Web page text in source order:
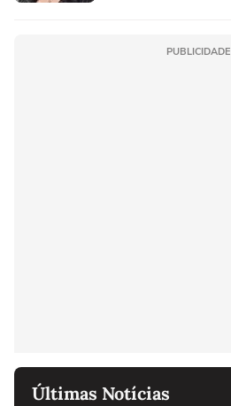
PUBLICIDADE
Últimas Notícias